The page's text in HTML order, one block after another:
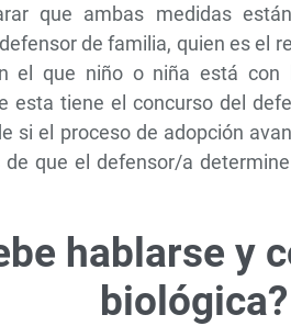
que ambas medidas
de familia, quien es el
el que niño o niña está
esta tiene el concurso del
si el proceso de adopción
que el defensor/a
hablarse y
biológica?